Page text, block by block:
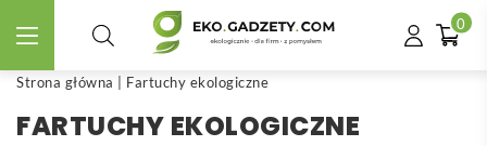
0
Strona główna Fartuchy ekologiczne
FARTUCHY EKOLOGICZNE